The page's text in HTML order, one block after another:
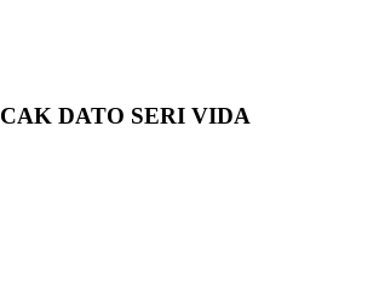
DATO SERI VIDA